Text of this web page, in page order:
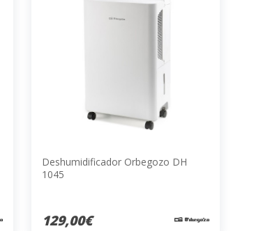
Deshumidificador Orbegozo DH
1045
129,00€